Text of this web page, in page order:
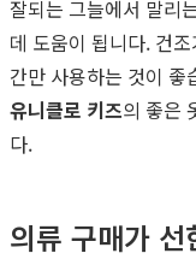
잘되는 그늘에서 말리
데 도움이 됩니다. 건
간만 사용하는 것이 좋
유니클로 키즈의 좋은
다.
의류 구매가